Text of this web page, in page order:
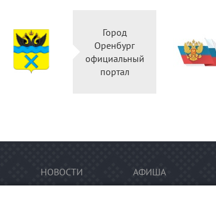
Город
Оренбург
официальный
портал
НОВОСТИ АФИША